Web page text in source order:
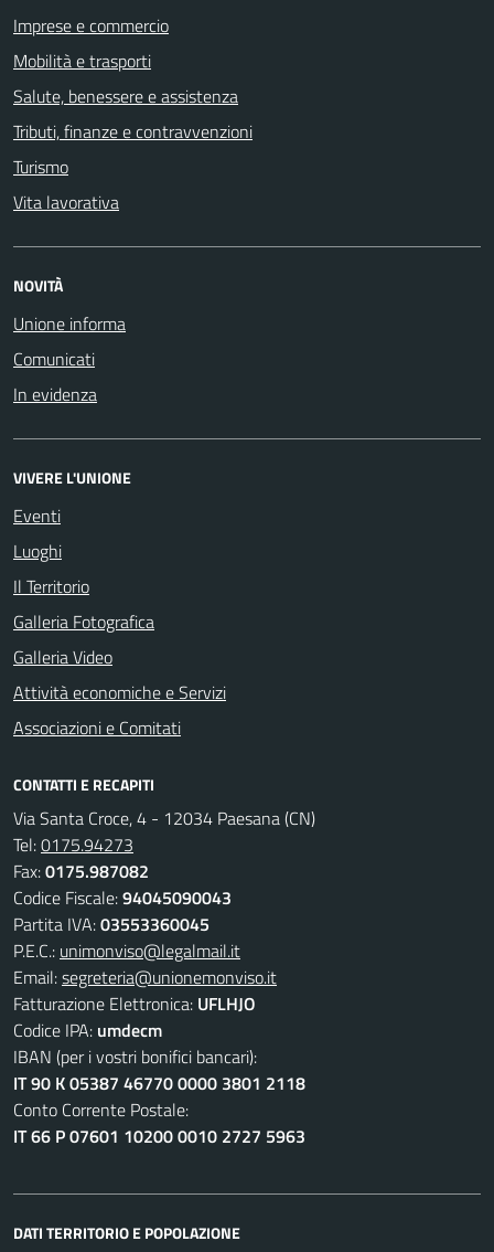
Imprese e commercio
Mobilità e trasporti
Salute, benessere e assistenza
Tributi, finanze e contravvenzioni
Turismo
Vita lavorativa
NOVITÀ
Unione informa
Comunicati
In evidenza
VIVERE L'UNIONE
Eventi
Luoghi
Il Territorio
Galleria Fotografica
Galleria Video
Attività economiche e Servizi
Associazioni e Comitati
CONTATTI E RECAPITI
Via Santa Croce, 4 - 12034 Paesana (CN)
Tel:0175.94273
Fax:0175.987082
Codice Fiscale:94045090043
Partita IVA:03553360045
P.E.C.: unimonviso@legalmail.it
Email:segreteria@unionemonviso.it
Fatturazione Elettronica: UFLHJO
Codice IPA: umdecm
IBAN (per i vostri bonifici bancari):
IT 90 K 05387 46770 0000 3801 2118
Conto Corrente Postale:
IT 66 P 07601 10200 0010 2727 5963
DATI TERRITORIO E POPOLAZIONE